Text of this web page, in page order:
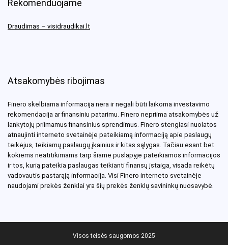
Rekomenduojame
Draudimas – visidraudikai.lt
Atsakomybės ribojimas
Finero skelbiama informacija nėra ir negali būti laikoma investavimo
rekomendacija ar finansiniu patarimu. Finero nepriima atsakomybės už
lankytojų priimamus finansinius sprendimus. Finero stengiasi nuolatos
atnaujinti interneto svetainėje pateikiamą informaciją apie paslaugų
teikėjus, teikiamų paslaugų įkainius ir kitas sąlygas. Tačiau esant bet
kokiems neatitikimams tarp šiame puslapyje pateikiamos informacijos
ir tos, kurią pateikia paslaugas teikianti finansų įstaiga, visada reikėtų
vadovautis pastarąją informacija. Visi Finero interneto svetainėje
naudojami prekės ženklai yra šių prekės ženklų savininkų nuosavybė.
Visos teisės saugomos 2025